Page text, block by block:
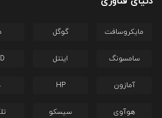
مایکروسافت گوگل
سامسونگ اینتل
آمازون HP
هوآوی سیسکو